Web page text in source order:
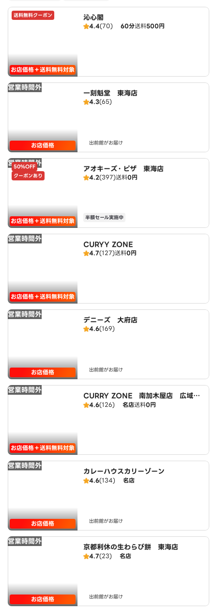
送料無料クーポン
お店価格＋送料無料対象
沁心閣
4.4(70) 60分送料500円
営業時間外
お店価格
一刻魁堂 東海店
4.3(65)
出前館がお届け
営業時間外
50%OFF
クーポンあり
お店価格＋送料無料対象
アオキーズ・ピザ 東海店
4.2(397)送料0円
半額セール実施中
営業時間外
お店価格＋送料無料対象
CURYY ZONE
4.7(127)送料0円
営業時間外
お店価格
デニーズ 大府店
4.6(169)
出前館がお届け
営業時間外
お店価格＋送料無料対象
CURRY ZONE 南加木屋店 広域エ
リア
4.6(126) 名店送料0円
営業時間外
お店価格
カレーハウスカリーゾーン
4.6(134) 名店
出前館がお届け
営業時間外
お店価格
京都利休の生わらび餅 東海店
4.7(23) 名店
出前館がお届け